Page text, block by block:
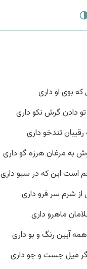
که بوی او داری
دادن گرش نکو داری
تندخو داری
به مرغان هرزه گو داری
است این که در سبو داری
از شرم سر فرو داری
ماهرو داری
آیین رنگ و بو داری
میل جست و جو داری